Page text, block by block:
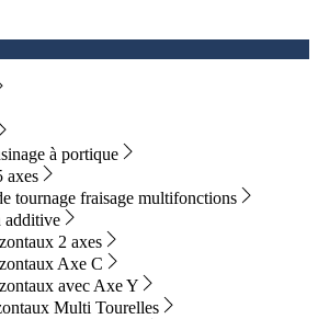
à portique
axes
tournage fraisage multifonctions
additive
2 axes
Axe C
avec Axe Y
Multi Tourelles